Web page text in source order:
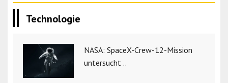
Technologie
NASA: SpaceX-Crew-12-Mission
untersucht ..